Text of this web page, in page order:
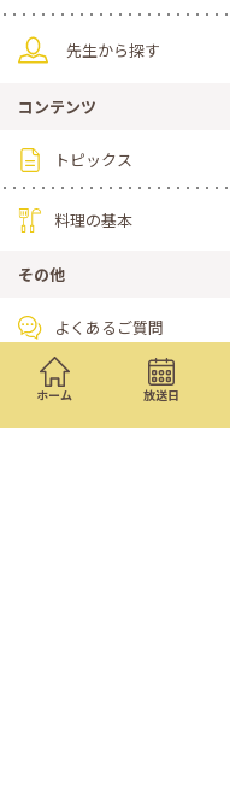
ホーム 放送日
先生から探す
コンテンツ
トピックス
料理の基本
その他
よくあるご質問
公式SNS
X